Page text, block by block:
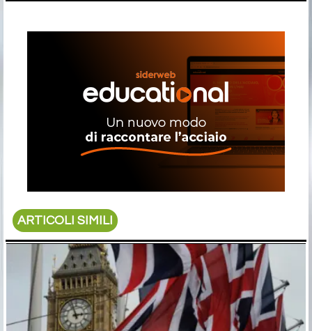
ARTICOLI SIMILI